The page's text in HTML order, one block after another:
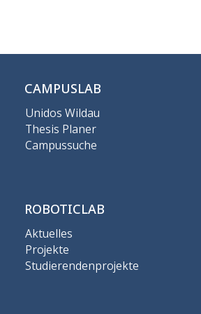
CAMPUSLAB
Unidos Wildau
Thesis Planer
Campussuche
ROBOTICLAB
Aktuelles
Projekte
Studierendenprojekte